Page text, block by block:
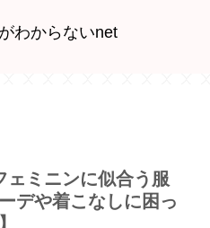
わからないnet
ェミニンに似合う服
デや着こなしに困っ